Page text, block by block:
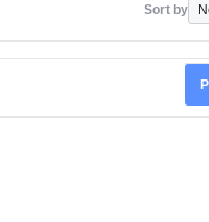
Sort by